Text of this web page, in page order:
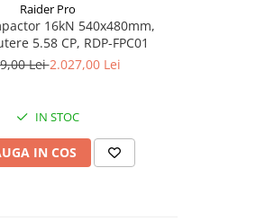
Raider Pro
16kN 540x480mm,
5.58 CP, RDP-FPC01
Lei2.027,00 Lei
IN STOC
IN COS